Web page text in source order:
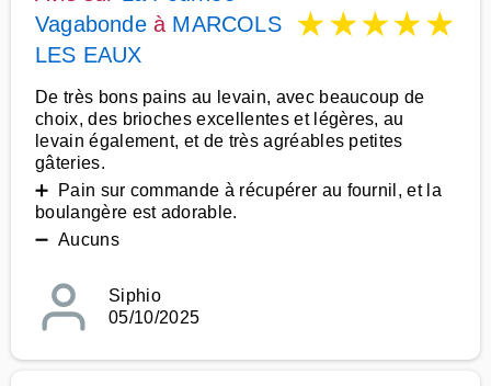
Vagabondeà MARCOLS
LES EAUX
★★★★★
De très bons pains au levain, avec beaucoup de
choix, des brioches excellentes et légères, au
levain également, et de très agréables petites
gâteries.
➕ Pain sur commande à récupérer au fournil, et la
boulangère est adorable.
➖ Aucuns
Siphio
05/10/2025